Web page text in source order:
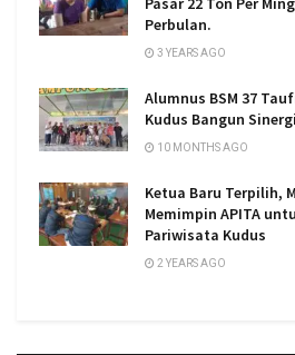
Perbulan.
3 YEARS AGO
Alumnus BSM 37
Kudus Bangun
10 MONTHS AGO
Ketua Baru Terpilih,
Memimpin APITA
Pariwisata Kudus
2 YEARS AGO